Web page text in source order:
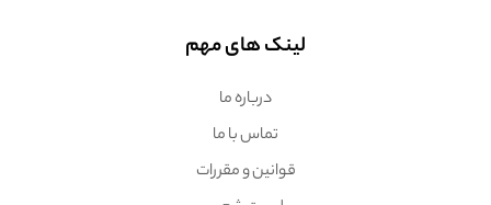
لینک های مهم
درباره ما
تماس با ما
قوانین و مقررات